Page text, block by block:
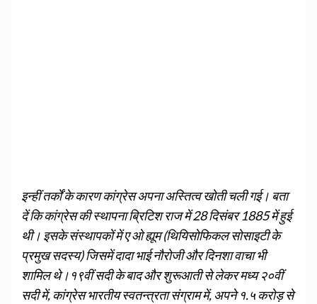
इन्हीं तर्कों के कारण कांग्रेस अपना अस्तित्व खोती चली गई। बता
दें कि कांग्रेस की स्थापना ब्रिटिश राज में 28 दिसंबर 1885 में हुई
थी। इसके संस्थापकों में ए ओ ह्यूम (थियिसोफिकल सोसाइटी के
प्रमुख सदस्य) जिसमें दादा भाई नौरोजी और दिनशा वाचा भी
शामिल थे।१९वीं सदी के बाद और शुरूआती से लेकर मध्य २०वीं
सदी में, कांग्रेस भारतीय स्वतन्त्रता संग्राम में, अपने १.५ करोड़ से